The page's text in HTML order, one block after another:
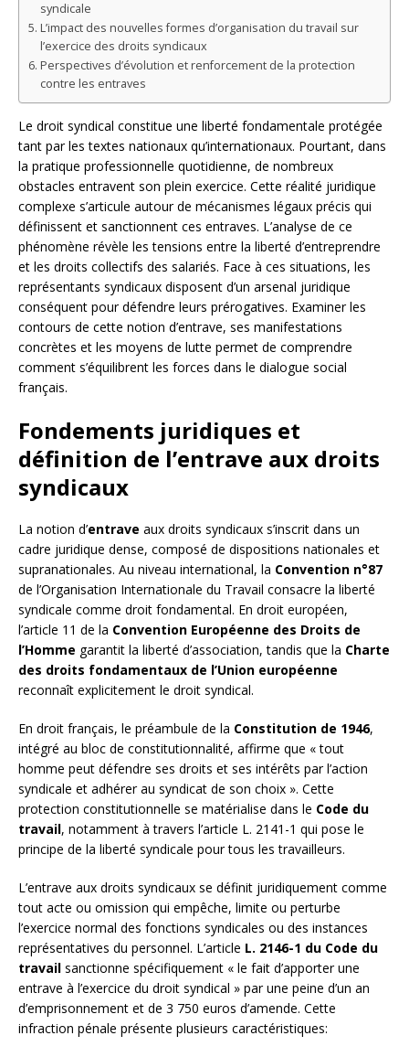
syndicale
L’impact des nouvelles formes d’organisation du travail sur
l’exercice des droits syndicaux
Perspectives d’évolution et renforcement de la protection
contre les entraves
Le droit syndical constitue une liberté fondamentale protégée
tant par les textes nationaux qu’internationaux. Pourtant, dans
la pratique professionnelle quotidienne, de nombreux
obstacles entravent son plein exercice. Cette réalité juridique
complexe s’articule autour de mécanismes légaux précis qui
définissent et sanctionnent ces entraves. L’analyse de ce
phénomène révèle les tensions entre la liberté d’entreprendre
et les droits collectifs des salariés. Face à ces situations, les
représentants syndicaux disposent d’un arsenal juridique
conséquent pour défendre leurs prérogatives. Examiner les
contours de cette notion d’entrave, ses manifestations
concrètes et les moyens de lutte permet de comprendre
comment s’équilibrent les forces dans le dialogue social
français.
Fondements juridiques et
définition de l’entrave aux droits
syndicaux
La notion d’entrave aux droits syndicaux s’inscrit dans un
cadre juridique dense, composé de dispositions nationales et
supranationales. Au niveau international, la Convention n°87
de l’Organisation Internationale du Travail consacre la liberté
syndicale comme droit fondamental. En droit européen,
l’article 11 de la Convention Européenne des Droits de
l’Homme garantit la liberté d’association, tandis que la Charte
des droits fondamentaux de l’Union européenne
reconnaît explicitement le droit syndical.
En droit français, le préambule de la Constitution de 1946,
intégré au bloc de constitutionnalité, affirme que « tout
homme peut défendre ses droits et ses intérêts par l’action
syndicale et adhérer au syndicat de son choix ». Cette
protection constitutionnelle se matérialise dans le Code du
travail, notamment à travers l’article L. 2141-1 qui pose le
principe de la liberté syndicale pour tous les travailleurs.
L’entrave aux droits syndicaux se définit juridiquement comme
tout acte ou omission qui empêche, limite ou perturbe
l’exercice normal des fonctions syndicales ou des instances
représentatives du personnel. L’article L. 2146-1 du Code du
travail sanctionne spécifiquement « le fait d’apporter une
entrave à l’exercice du droit syndical » par une peine d’un an
d’emprisonnement et de 3 750 euros d’amende. Cette
infraction pénale présente plusieurs caractéristiques: